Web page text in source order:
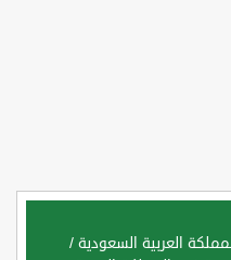
العربية السعودية /